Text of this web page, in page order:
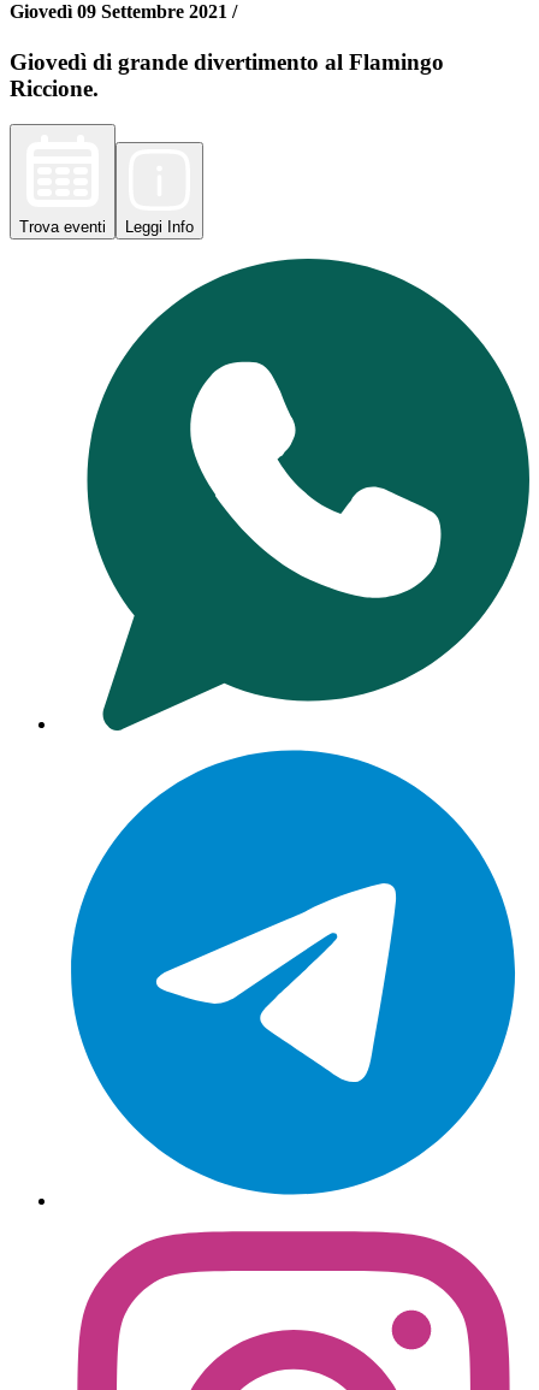
Giovedì 09 Settembre 2021 /
Giovedì di grande divertimento al Flamingo
Riccione.
Trova eventi Leggi Info